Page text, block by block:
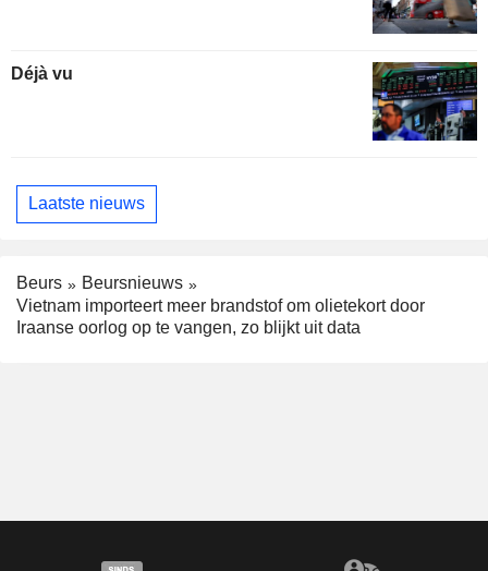
Déjà vu
Laatste nieuws
Beurs
Beursnieuws
Vietnam importeert meer brandstof om olietekort door
Iraanse oorlog op te vangen, zo blijkt uit data